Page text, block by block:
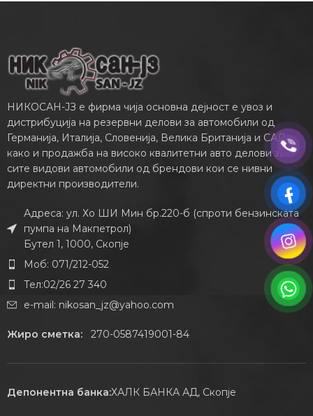
НИКОСАН-ЈЗ е фирма чија основна дејност е увоз и
дистрибуција на резервни делови за автомобили од
Германија, Италија, Словенија, Велика Британија и САД,
како и продажба на високо квалитетни авто делови за
сите видови автомобили од брендови кои се нивни
директни производители.
Адреса: ул. Хо ШИ Мин бр.220-б (спроти бензинската
пумпа на Макпетрол)
Бутел 1, 1000, Скопје
Моб: 071/212-052
Тел:02/26 27 340
e-mail: nikosan_jz@yahoo.com
Жиро сметка:270-0587419001-84
Депонентна банка:ХАЛК БАНКА АД, Скопје